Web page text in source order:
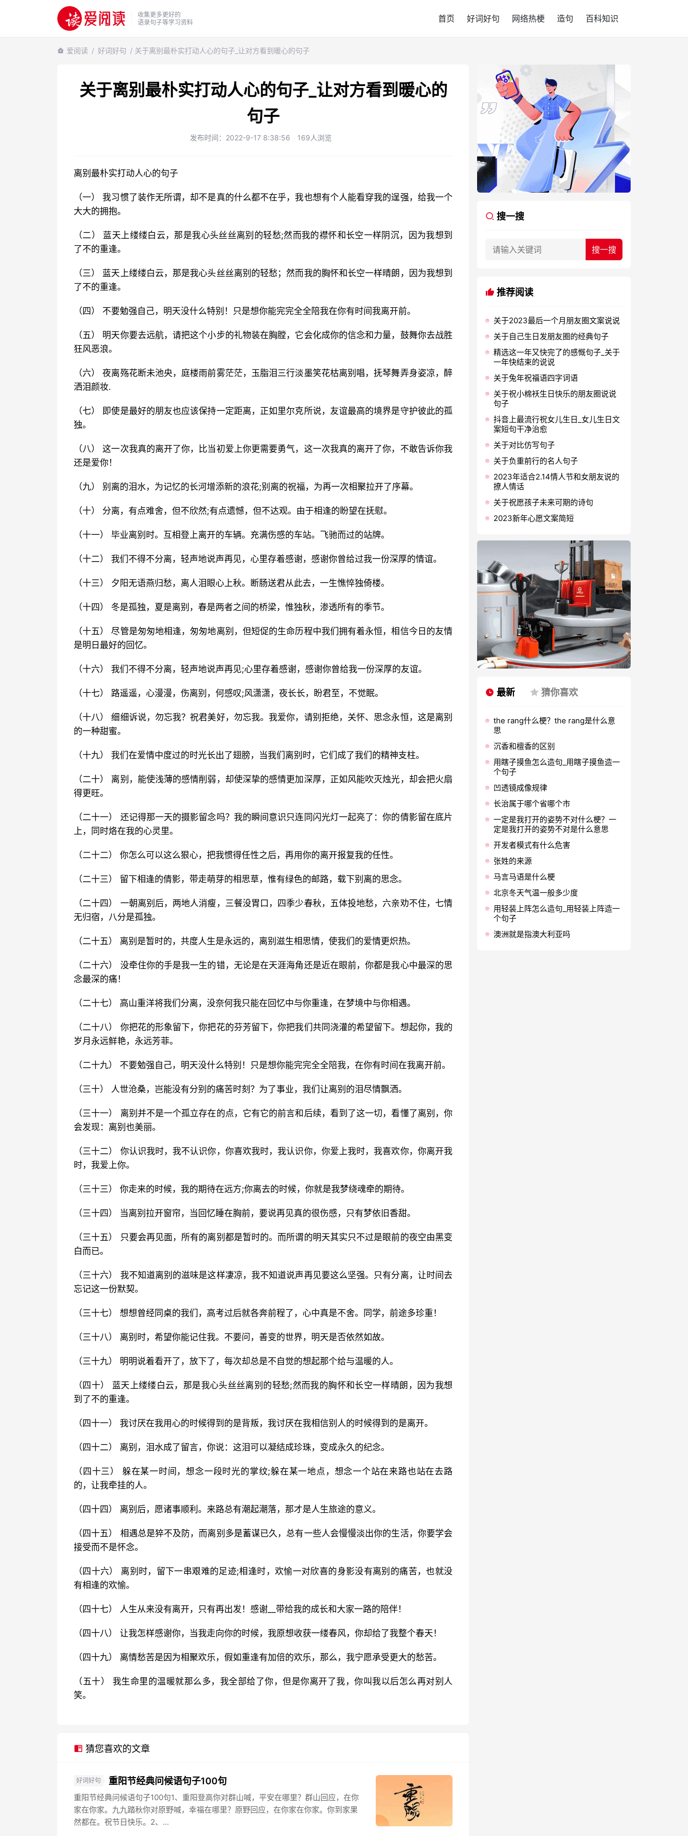
收集更多更好的
语录句子等学习资料
首页 好词好句 网络热梗 造句 百科知识
爱阅读 / 好词好句 / 关于离别最朴实打动人心的句子_让对方看到暖心的句子
关于离别最朴实打动人心的句子_让对方看到暖心的
句子
发布时间：2022-9-17 8:38:56 169人浏览
离别最朴实打动人心的句子
（一） 我习惯了装作无所谓，却不是真的什么都不在乎，我也想有个人能看穿我的逞强，给我一个
大大的拥抱。
（二） 蓝天上缕缕白云，那是我心头丝丝离别的轻愁;然而我的襟怀和长空一样阴沉，因为我想到
了不的重逢。
（三） 蓝天上缕缕白云，那是我心头丝丝离别的轻愁；然而我的胸怀和长空一样晴朗，因为我想到
了不的重逢。
（四） 不要勉强自己，明天没什么特别！只是想你能完完全全陪我在你有时间我离开前。
（五） 明天你要去远航，请把这个小步的礼物装在胸膛，它会化成你的信念和力量，鼓舞你去战胜
狂风恶浪。
（六） 夜离殇花断未池央，庭楼雨前雾茫茫，玉脂泪三行淡墨笑花枯离别唱，抚琴舞弄身姿凉，醉
洒泪颜妆.
（七） 即使是最好的朋友也应该保持一定距离，正如里尔克所说，友谊最高的境界是守护彼此的孤
独。
（八） 这一次我真的离开了你，比当初爱上你更需要勇气，这一次我真的离开了你，不敢告诉你我
还是爱你！
（九） 别离的泪水，为记忆的长河增添新的浪花;别离的祝福，为再一次相聚拉开了序幕。
（十） 分离，有点难舍，但不欣然;有点遗憾，但不达观。由于相逢的盼望在抚慰。
（十一） 毕业离别时。互相登上离开的车辆。充满伤感的车站。飞驰而过的站牌。
（十二） 我们不得不分离，轻声地说声再见，心里存着感谢，感谢你曾给过我一份深厚的情谊。
（十三） 夕阳无语燕归愁，离人泪眼心上秋。断肠送君从此去，一生憔悴独倚楼。
（十四） 冬是孤独，夏是离别，春是两者之间的桥梁，惟独秋，渗透所有的季节。
（十五） 尽管是匆匆地相逢，匆匆地离别，但短促的生命历程中我们拥有着永恒，相信今日的友情
是明日最好的回忆。
（十六） 我们不得不分离，轻声地说声再见;心里存着感谢，感谢你曾给我一份深厚的友谊。
（十七） 路遥遥，心漫漫，伤离别，何感叹;风潇潇，夜长长，盼君至，不觉眠。
（十八） 细细诉说，勿忘我？祝君美好，勿忘我。我爱你，请别拒绝，关怀、思念永恒，这是离别
的一种甜蜜。
（十九） 我们在爱情中度过的时光长出了翅膀，当我们离别时，它们成了我们的精神支柱。
（二十） 离别，能使浅薄的感情削弱，却使深挚的感情更加深厚，正如风能吹灭烛光，却会把火扇
得更旺。
（二十一） 还记得那一天的摄影留念吗？我的瞬间意识只连同闪光灯一起亮了：你的倩影留在底片
上，同时烙在我的心灵里。
（二十二） 你怎么可以这么狠心，把我惯得任性之后，再用你的离开报复我的任性。
（二十三） 留下相逢的倩影，带走萌芽的相思草，惟有绿色的邮路，载下别离的思念。
（二十四） 一朝离别后，两地人消瘦，三餐没胃口，四季少春秋，五体投地愁，六亲劝不住，七情
无归宿，八分是孤独。
（二十五） 离别是暂时的，共度人生是永远的，离别滋生相思情，使我们的爱情更炽热。
（二十六） 没牵住你的手是我一生的错，无论是在天涯海角还是近在眼前，你都是我心中最深的思
念最深的痛！
（二十七） 高山重洋将我们分离，没奈何我只能在回忆中与你重逢，在梦境中与你相遇。
（二十八） 你把花的形象留下，你把花的芬芳留下，你把我们共同浇灌的希望留下。想起你，我的
岁月永远鲜艳，永远芳菲。
（二十九） 不要勉强自己，明天没什么特别！只是想你能完完全全陪我，在你有时间在我离开前。
（三十） 人世沧桑，岂能没有分别的痛苦时刻？为了事业，我们让离别的泪尽情飘洒。
（三十一） 离别并不是一个孤立存在的点，它有它的前言和后续，看到了这一切，看懂了离别，你
会发现：离别也美丽。
（三十二） 你认识我时，我不认识你，你喜欢我时，我认识你，你爱上我时，我喜欢你，你离开我
时，我爱上你。
（三十三） 你走来的时候，我的期待在远方;你离去的时候，你就是我梦绕魂牵的期待。
（三十四） 当离别拉开窗帘，当回忆睡在胸前，要说再见真的很伤感，只有梦依旧香甜。
（三十五） 只要会再见面，所有的离别都是暂时的。而所谓的明天其实只不过是眼前的夜空由黑变
白而已。
（三十六） 我不知道离别的滋味是这样凄凉，我不知道说声再见要这么坚强。只有分离，让时间去
忘记这一份默契。
（三十七） 想想曾经同桌的我们，高考过后就各奔前程了，心中真是不舍。同学，前途多珍重！
（三十八） 离别时，希望你能记住我。不要问，善变的世界，明天是否依然如故。
（三十九） 明明说着看开了，放下了，每次却总是不自觉的想起那个给与温暖的人。
（四十） 蓝天上缕缕白云，那是我心头丝丝离别的轻愁;然而我的胸怀和长空一样晴朗，因为我想
到了不的重逢。
（四十一） 我讨厌在我用心的时候得到的是背叛，我讨厌在我相信别人的时候得到的是离开。
（四十二） 离别，泪水成了留言，你说：这泪可以凝结成珍珠，变成永久的纪念。
（四十三） 躲在某一时间，想念一段时光的掌纹;躲在某一地点，想念一个站在来路也站在去路
的，让我牵挂的人。
（四十四） 离别后，愿诸事顺利。来路总有潮起潮落，那才是人生旅途的意义。
（四十五） 相遇总是猝不及防，而离别多是蓄谋已久，总有一些人会慢慢淡出你的生活，你要学会
接受而不是怀念。
（四十六） 离别时，留下一串艰难的足迹;相逢时，欢愉一对欣喜的身影没有离别的痛苦，也就没
有相逢的欢愉。
（四十七） 人生从来没有离开，只有再出发！感谢__带给我的成长和大家一路的陪伴！
（四十八） 让我怎样感谢你，当我走向你的时候，我原想收获一缕春风，你却给了我整个春天！
（四十九） 离情愁苦是因为相聚欢乐，假如重逢有加倍的欢乐，那么，我宁愿承受更大的愁苦。
（五十） 我生命里的温暖就那么多，我全部给了你，但是你离开了我，你叫我以后怎么再对别人
笑。
猜您喜欢的文章
好词好句 重阳节经典问候语句子100句
重阳节经典问候语句子100句1、重阳登高你对群山喊，平安在哪里？群山回应，在你
家在你家。九九踏秋你对原野喊，幸福在哪里？原野回应，在你家在你家。你到家果
然都在。祝节日快乐。2、...
搜一搜
推荐阅读
关于2023最后一个月朋友圈文案说说
关于自己生日发朋友圈的经典句子
精选这一年又快完了的感慨句子_关于
一年快结束的说说
关于兔年祝福语四字词语
关于祝小棉袄生日快乐的朋友圈说说
句子
抖音上最流行祝女儿生日_女儿生日文
案短句干净治愈
关于对比仿写句子
关于负重前行的名人句子
2023年适合2.14情人节和女朋友说的
撩人情话
关于祝愿孩子未来可期的诗句
2023新年心愿文案简短
最新 猜你喜欢
the rang什么梗？the rang是什么意
思
沉香和檀香的区别
用瞎子摸鱼怎么造句_用瞎子摸鱼造一
个句子
凹透镜成像规律
长治属于哪个省哪个市
一定是我打开的姿势不对什么梗？一
定是我打开的姿势不对是什么意思
开发者模式有什么危害
张姓的来源
马言马语是什么梗
北京冬天气温一般多少度
用轻装上阵怎么造句_用轻装上阵造一
个句子
澳洲就是指澳大利亚吗